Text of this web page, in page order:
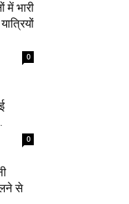
में भारी
0
0
से